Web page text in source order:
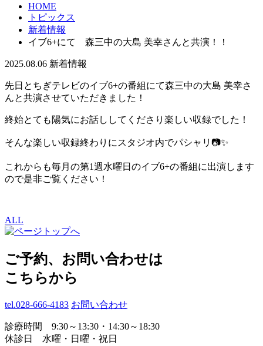
HOME
トピックス
新着情報
イブ6+にて 森三中の大島 美幸さんと共演！！
2025.08.06 新着情報
先日とちぎテレビのイブ6+の番組にて森三中の大島 美幸さ
んと共演させていただきました！
終始とても陽気にお話ししてくださり楽しい収録でした！
そんな楽しい収録終わりにスタジオ内でパシャリ📷✨
これからも毎月の第1週水曜日のイブ6+の番組に出演します
ので是非ご覧ください！
ALL
ご予約、お問い合わせは
こちらから
tel.028-666-4183 お問い合わせ
診療時間 9:30～13:30・14:30～18:30
休診日 水曜・日曜・祝日